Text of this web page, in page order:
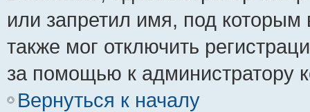
или запретил имя, под которым
также мог отключить
за помощью к администратору
Вернуться к началу